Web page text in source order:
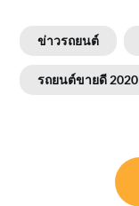
ข่าวรถยนต์
รถยนต์ขายดี 2020